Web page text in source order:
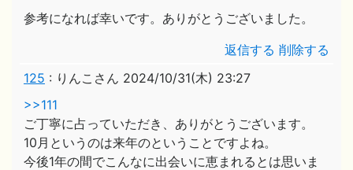
参考になれば幸いです。ありがとうございました。
返信する 削除する
125 : りんこさん 2024/10/31(木) 23:27
>>111
ご丁寧に占っていただき、ありがとうございます。
10月というのは来年のということですよね。
今後1年の間でこんなに出会いに恵まれるとは思いま